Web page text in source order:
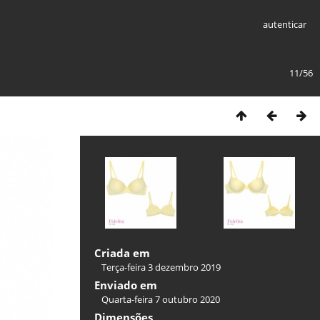
autenticar
11/56
Criada em
Terça-feira 3 dezembro 2019
Enviado em
Quarta-feira 7 outubro 2020
Dimensões